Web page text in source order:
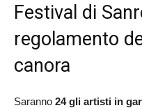
Festival di
regolamento
canora
Saranno 24 gli artisti in